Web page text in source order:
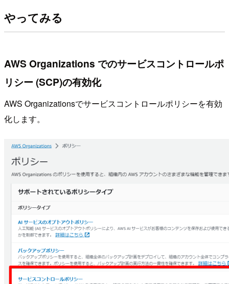
やってみる
AWS Organizations でのサービスコントロールポ
リシー (SCP)の有効化
AWS Organizationsでサービスコントロールポリシーを有効
化します。